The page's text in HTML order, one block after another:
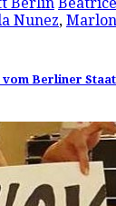
Nunez,
Berliner